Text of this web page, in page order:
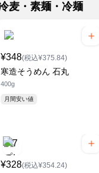
冷麦・素麺・冷麺
¥348(税込¥375.84)
寒造そうめん 石丸
400g
月間安い値
¥328(税込¥354.24)